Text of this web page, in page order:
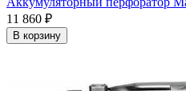
11 860 ₽
В корзину